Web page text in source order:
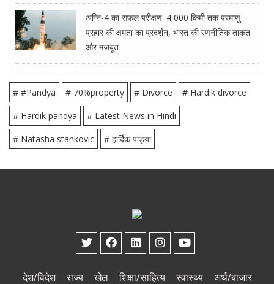
अग्नि-4 का सफल परीक्षण: 4,000 किमी तक परमाणु
प्रहार की क्षमता का प्रदर्शन, भारत की रणनीतिक ताकत
और मजबूत
# #Pandya # 70%property # Divorce
# Hardik divorce
# Hardik pandya
# Latest News in Hindi
# Natasha stankovic
# हार्दिक पांड्या
देश/विदेश राज्य खेल शिक्षा/साहित्य स्वास्थ्य अर्थ/बाजार